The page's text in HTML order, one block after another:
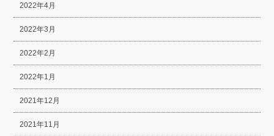
2022年4月
2022年3月
2022年2月
2022年1月
2021年12月
2021年11月